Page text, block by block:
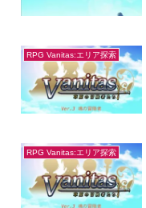
RPG Vanitas:エリア探索
RPG Vanitas:エリア探索